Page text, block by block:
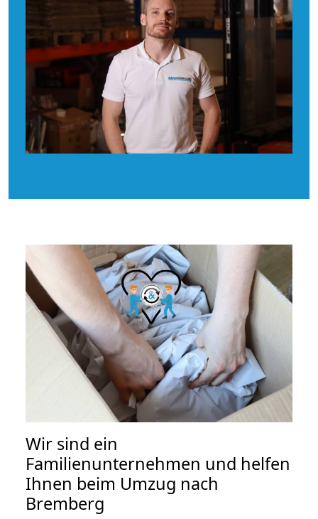
Wir sind ein
Familienunternehmen und helfen
Ihnen beim Umzug nach
Bremberg